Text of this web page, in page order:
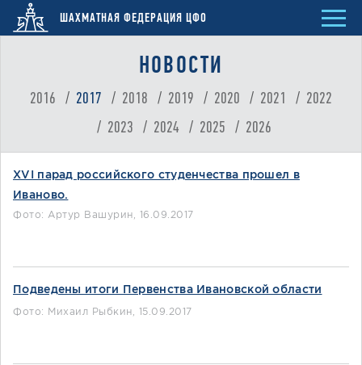
ШАХМАТНАЯ ФЕДЕРАЦИЯ ЦФО
НОВОСТИ
2016 2017 2018 2019 2020 2021
2022
2023
2024 2025 2026
XVI парад российского студенчества прошел в
Иваново.
Фото: Артур Вашурин 16.09.2017
Подведены итоги Первенства Ивановской области
Фото: Михаил Рыбкин 15.09.2017